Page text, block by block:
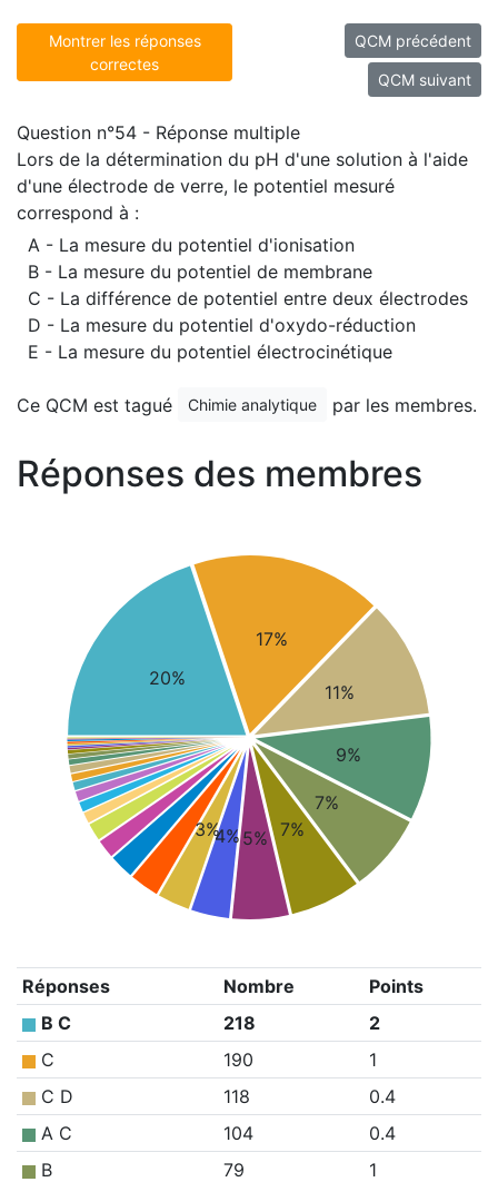
Montrer les réponses
correctes
QCM précédent
QCM suivant
Question n°54 - Réponse multiple
Lors de la détermination du pH d'une solution à l'aide
d'une électrode de verre, le potentiel mesuré
correspond à :
A - La mesure du potentiel d'ionisation
B - La mesure du potentiel de membrane
C - La différence de potentiel entre deux électrodes
D - La mesure du potentiel d'oxydo-réduction
E - La mesure du potentiel électrocinétique
Ce QCM est tagué Chimie analytique par les membres.
Réponses des membres
20%
17%
11%
9%
7%
7%
5%
4%
3%
Réponses Nombre
Points
B C
218
2
C
190
1
C D
118
0.4
A C
104
0.4
B
79
1